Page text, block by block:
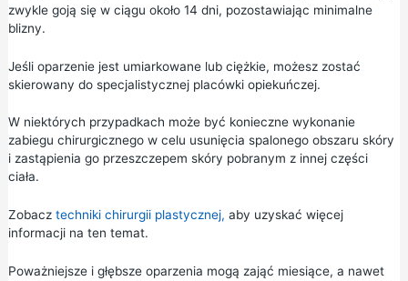
zwykle goją się w ciągu około 14 dni, pozostawiając minimalne
blizny.
Jeśli oparzenie jest umiarkowane lub ciężkie, możesz zostać
skierowany do specjalistycznej placówki opiekuńczej.
W niektórych przypadkach może być konieczne wykonanie
zabiegu chirurgicznego w celu usunięcia spalonego obszaru skóry
i zastąpienia go przeszczepem skóry pobranym z innej części
ciała.
Zobacz techniki chirurgii plastycznej, aby uzyskać więcej
informacji na ten temat.
Poważniejsze i głębsze oparzenia mogą zająć miesiące, a nawet